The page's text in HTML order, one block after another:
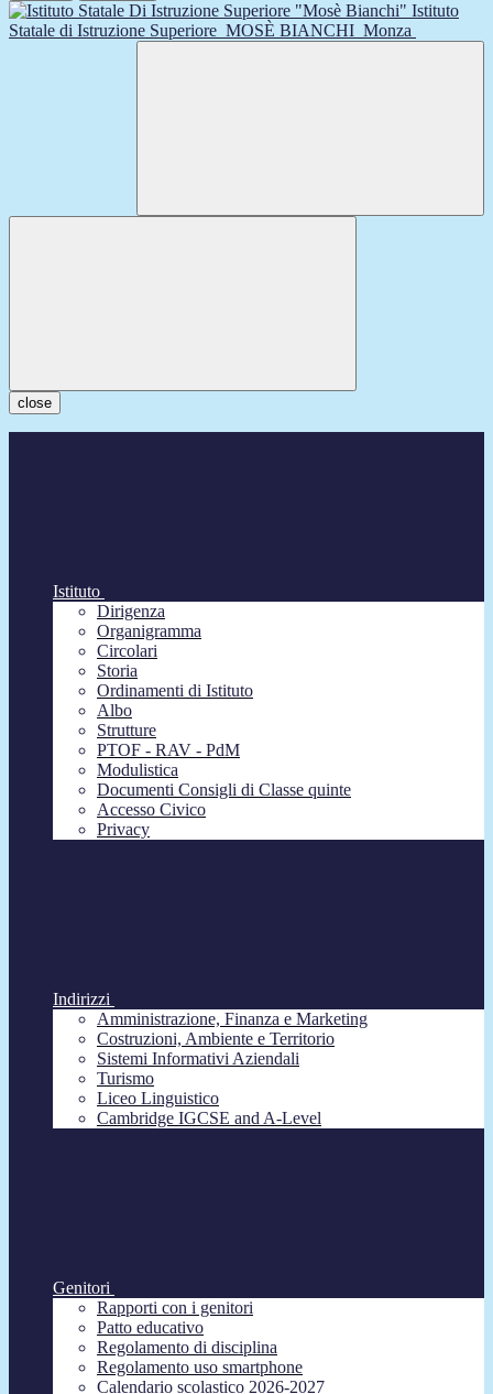
Istituto
Statale di Istruzione Superiore MOSÈ BIANCHI Monza
close
Istituto
Dirigenza
Organigramma
Circolari
Storia
Ordinamenti di Istituto
Albo
Strutture
PTOF - RAV - PdM
Modulistica
Documenti Consigli di Classe quinte
Accesso Civico
Privacy
Indirizzi
Amministrazione, Finanza e Marketing
Costruzioni, Ambiente e Territorio
Sistemi Informativi Aziendali
Turismo
Liceo Linguistico
Cambridge IGCSE and A-Level
Genitori
Rapporti con i genitori
Patto educativo
Regolamento di disciplina
Regolamento uso smartphone
Calendario scolastico 2026-2027